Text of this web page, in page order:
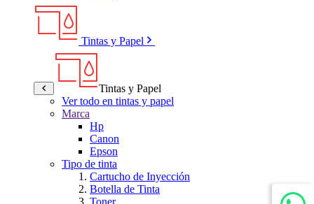
Tintas y Papel
Tintas y Papel
Ver todo en tintas y papel
Marca
Hp
Canon
Epson
Tipo de tinta
Cartucho de Inyección
Botella de Tinta
Toner